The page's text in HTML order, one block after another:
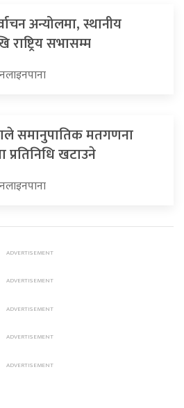
अन्योलमा, स्थानीय
राष्ट्रिय सभासम्म
समानुपातिक मतगणना
प्रतिनिधि खटाउने